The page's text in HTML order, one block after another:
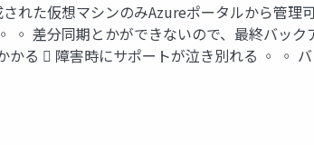
れた仮想マシンのみAzureポータルから管理
◦ 差分同期とかができないので、最終バック
かる  障害時にサポートが泣き別れる ◦ ◦